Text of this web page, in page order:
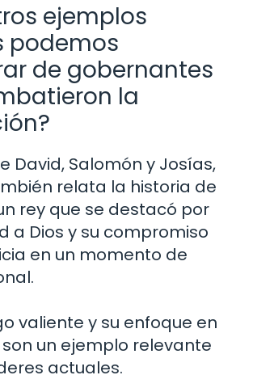
ejemplos
podemos
de gobernantes
la
David, Salomón y Josías,
relata la historia de
rey que se destacó por
a Dios y su compromiso
en un momento de
valiente y su enfoque en
un ejemplo relevante
actuales.